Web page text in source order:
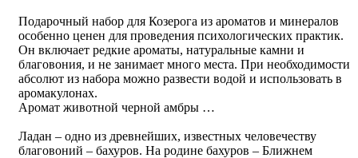
Подарочный набор для Козерога из ароматов и минералов
особенно ценен для проведения психологических практик.
Он включает редкие ароматы, натуральные камни и
благовония, и не занимает много места. При необходимости
абсолют из набора можно развести водой и использовать в
аромакулонах.
Аромат животной черной амбры …
Ладан – одно из древнейших, известных человечеству
благовоний – бахуров. На родине бахуров – Ближнем